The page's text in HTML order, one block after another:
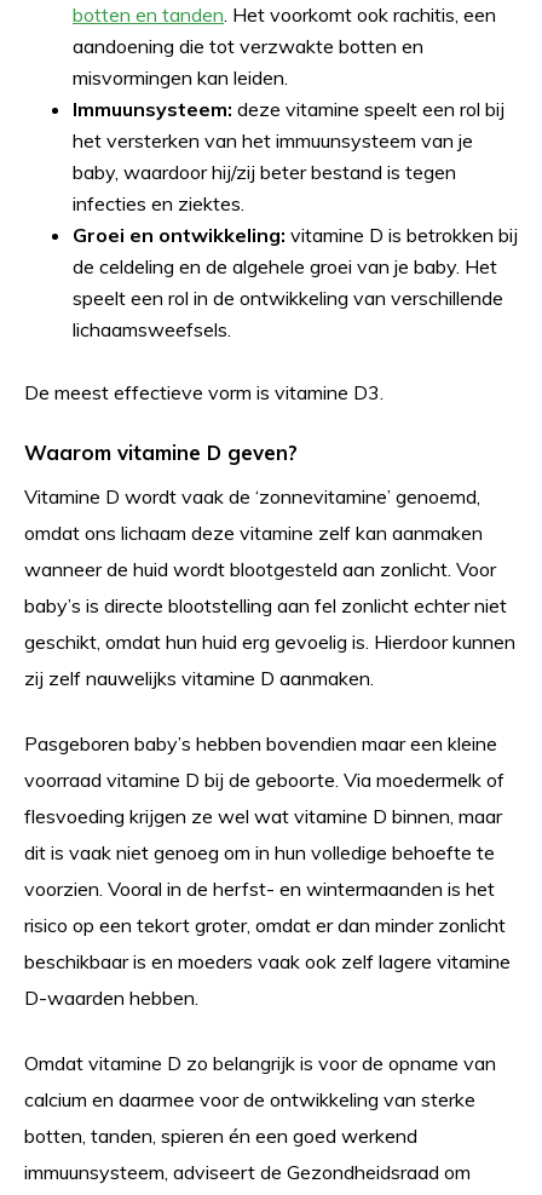
botten en tanden. Het voorkomt ook rachitis, een
aandoening die tot verzwakte botten en
misvormingen kan leiden.
Immuunsysteem: deze vitamine speelt een rol bij
het versterken van het immuunsysteem van je
baby, waardoor hij/zij beter bestand is tegen
infecties en ziektes.
Groei en ontwikkeling: vitamine D is betrokken bij
de celdeling en de algehele groei van je baby. Het
speelt een rol in de ontwikkeling van verschillende
lichaamsweefsels.
De meest effectieve vorm is vitamine D3.
Waarom vitamine D geven?
Vitamine D wordt vaak de ‘zonnevitamine’ genoemd,
omdat ons lichaam deze vitamine zelf kan aanmaken
wanneer de huid wordt blootgesteld aan zonlicht. Voor
baby’s is directe blootstelling aan fel zonlicht echter niet
geschikt, omdat hun huid erg gevoelig is. Hierdoor kunnen
zij zelf nauwelijks vitamine D aanmaken.
Pasgeboren baby’s hebben bovendien maar een kleine
voorraad vitamine D bij de geboorte. Via moedermelk of
flesvoeding krijgen ze wel wat vitamine D binnen, maar
dit is vaak niet genoeg om in hun volledige behoefte te
voorzien. Vooral in de herfst- en wintermaanden is het
risico op een tekort groter, omdat er dan minder zonlicht
beschikbaar is en moeders vaak ook zelf lagere vitamine
D-waarden hebben.
Omdat vitamine D zo belangrijk is voor de opname van
calcium en daarmee voor de ontwikkeling van sterke
botten, tanden, spieren én een goed werkend
immuunsysteem, adviseert de Gezondheidsraad om